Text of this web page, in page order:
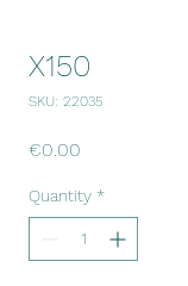
X150
SKU: 22035
€0.00
Quantity *